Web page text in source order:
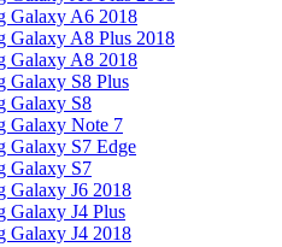
Galaxy A6 2018
Galaxy A8 Plus 2018
Galaxy A8 2018
Galaxy S8 Plus
Galaxy S8
Galaxy Note 7
Galaxy S7 Edge
Galaxy S7
Galaxy J6 2018
Galaxy J4 Plus
Galaxy J4 2018